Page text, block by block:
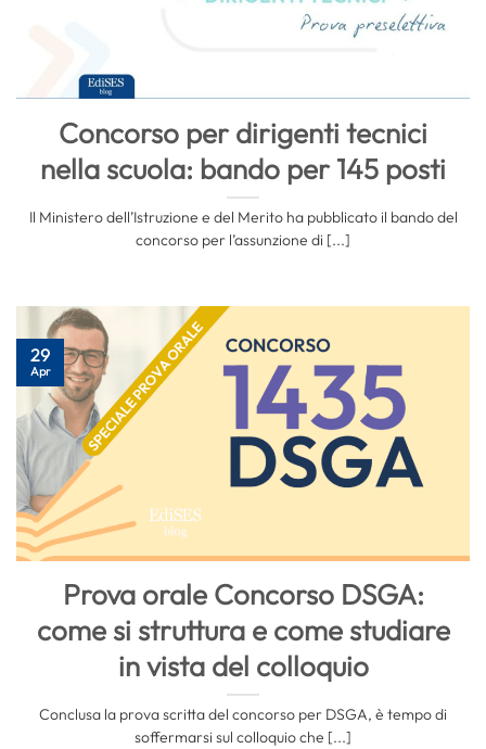
Concorso per dirigenti tecnici
nella scuola: bando per 145 posti
Il Ministero dell’Istruzione e del Merito ha pubblicato il bando del
concorso per l’assunzione di [...]
Prova orale Concorso DSGA:
come si struttura e come studiare
in vista del colloquio
Conclusa la prova scritta del concorso per DSGA, è tempo di
soffermarsi sul colloquio che [...]
29
Apr